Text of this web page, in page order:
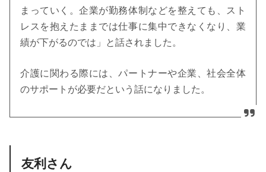
まっていく。企業が勤務体制などを整えても、スト
レスを抱えたままでは仕事に集中できなくなり、業
績が下がるのでは」と話されました。
介護に関わる際には、パートナーや企業、社会全体
のサポートが必要だという話になりました。
友利さん